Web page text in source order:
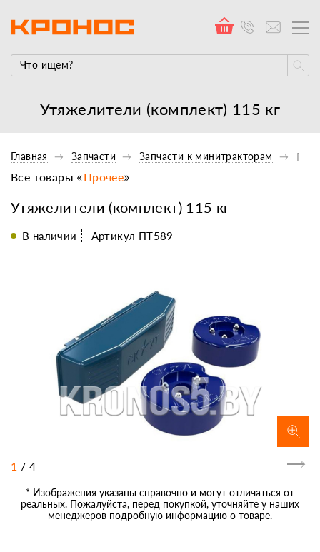
Утяжелители (комплект) 115 кг
Главная Запчасти Запчасти к минитракторам
Утяжелители (комплект) 115 кг
Все товары «Прочее»
В наличии Артикул ПТ589
1 / 4
* Изображения указаны справочно и могут отличаться от
реальных. Пожалуйста, перед покупкой, уточняйте у наших
менеджеров подробную информацию о товаре.